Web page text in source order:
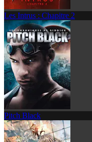
Les Intrus : Chapitre 2
Pitch Black